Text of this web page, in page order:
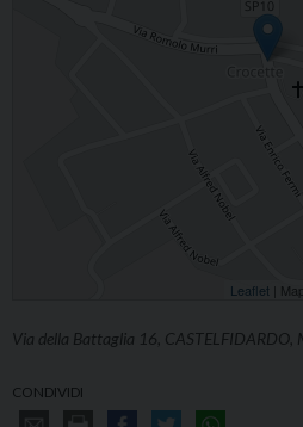
Leaflet |
Via della Battaglia 16, CASTELFIDARDO,
CONDIVIDI